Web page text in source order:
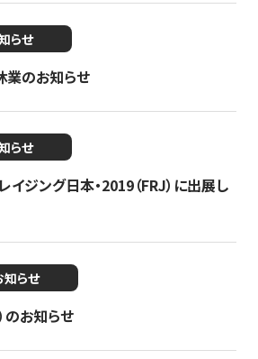
らせ
業のお知らせ
らせ
イジング日本・2019（FRJ）に出展し
知らせ
のお知らせ